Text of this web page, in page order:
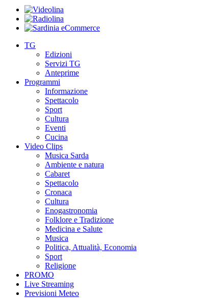
TG
Edizioni
Servizi TG
Anteprime
Programmi
Informazione
Spettacolo
Sport
Cultura
Eventi
Cucina
Video Clips
Musica Sarda
Ambiente e natura
Cabaret
Spettacolo
Cronaca
Cultura
Enogastronomia
Folklore e Tradizione
Medicina e Salute
Musica
Politica, Attualità, Economia
Sport
Religione
PROMO
Live Streaming
Previsioni Meteo